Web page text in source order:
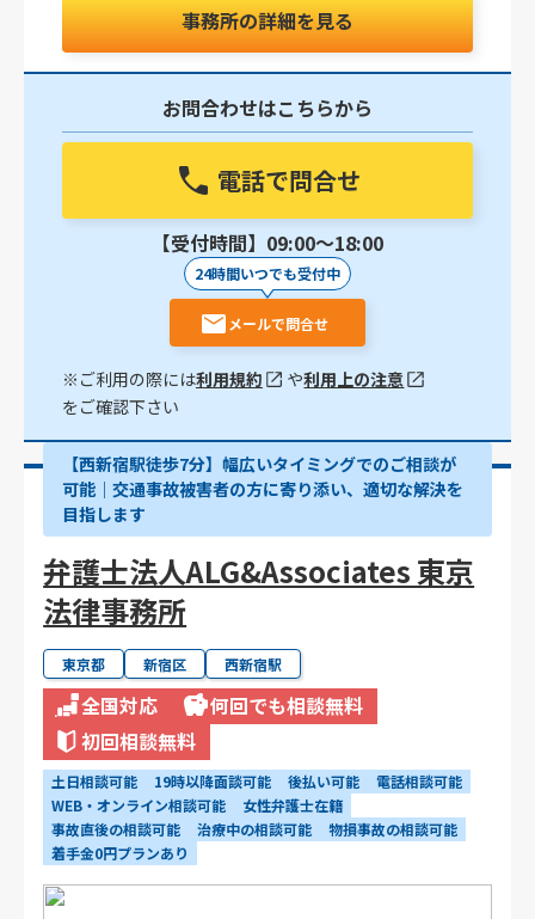
事務所の詳細を見る
お問合わせはこちらから
電話で問合せ
【受付時間】09:00〜18:00
24時間いつでも受付中
メールで問合せ
※ご利用の際には利用規約 や利用上の注意
をご確認下さい
【西新宿駅徒歩7分】幅広いタイミングでのご相談が
可能｜交通事故被害者の方に寄り添い、適切な解決を
目指します
弁護士法人ALG&Associates 東京
法律事務所
東京都 新宿区 西新宿駅
全国対応
何回でも相談無料
初回相談無料
土日相談可能 19時以降面談可能 後払い可能
電話相談可能
WEB・オンライン相談可能
女性弁護士在籍
事故直後の相談可能
治療中の相談可能
物損事故の相談可能
着手金0円プランあり